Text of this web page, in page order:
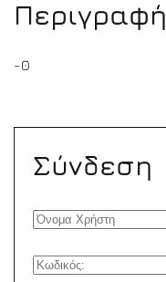
Περιγραφή
-0
Σύνδεση